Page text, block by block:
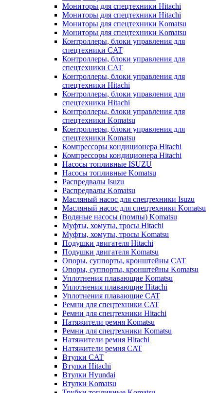
Мониторы для спецтехники Hitachi
Мониторы для спецтехники Hitachi
Мониторы для спецтехники Komatsu
Мониторы для спецтехники Komatsu
Контроллеры, блоки управления для
спецтехники CAT
Контроллеры, блоки управления для
спецтехники CAT
Контроллеры, блоки управления для
спецтехники Hitachi
Контроллеры, блоки управления для
спецтехники Hitachi
Контроллеры, блоки управления для
спецтехники Komatsu
Контроллеры, блоки управления для
спецтехники Komatsu
Компрессоры кондиционера Hitachi
Компрессоры кондиционера Hitachi
Насосы топливные ISUZU
Насосы топливные Komatsu
Распредвалы Isuzu
Распредвалы Komatsu
Масляный насос для спецтехники Isuzu
Масляный насос для спецтехники Komatsu
Водяные насосы (помпы) Komatsu
Муфты, хомуты, тросы Hitachi
Муфты, хомуты, тросы Komatsu
Подушки двигателя Hitachi
Подушки двигателя Komatsu
Опоры, суппорты, кронштейны CAT
Опоры, суппорты, кронштейны Komatsu
Уплотнения плавающие Komatsu
Уплотнения плавающие Hitachi
Уплотнения плавающие CAT
Ремни для спецтехники CAT
Ремни для спецтехники Hitachi
Натяжители ремня Komatsu
Ремни для спецтехники Komatsu
Натяжители ремня Hitachi
Натяжители ремня CAT
Втулки CAT
Втулки Hitachi
Втулки Hyundai
Втулки Komatsu